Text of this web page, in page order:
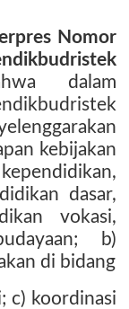
Nomor
dalam
kebijakan
dasar,
vokasi,
b)
di bidang
c) koordinasi